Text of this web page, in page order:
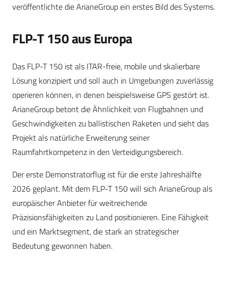
veröffentlichte die ArianeGroup ein erstes Bild des Systems.
FLP-T 150 aus Europa
Das FLP-T 150 ist als ITAR-freie, mobile und skalierbare
Lösung konzipiert und soll auch in Umgebungen zuverlässig
operieren können, in denen beispielsweise GPS gestört ist.
ArianeGroup betont die Ähnlichkeit von Flugbahnen und
Geschwindigkeiten zu ballistischen Raketen und sieht das
Projekt als natürliche Erweiterung seiner
Raumfahrtkompetenz in den Verteidigungsbereich.
Der erste Demonstratorflug ist für die erste Jahreshälfte
2026 geplant. Mit dem FLP-T 150 will sich ArianeGroup als
europäischer Anbieter für weitreichende
Präzisionsfähigkeiten zu Land positionieren. Eine Fähigkeit
und ein Marktsegment, die stark an strategischer
Bedeutung gewonnen haben.